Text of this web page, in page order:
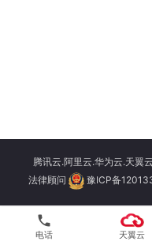
腾讯云.阿里云.华为云.天翼
法律顾问
豫ICP备
phone
电话 天翼云